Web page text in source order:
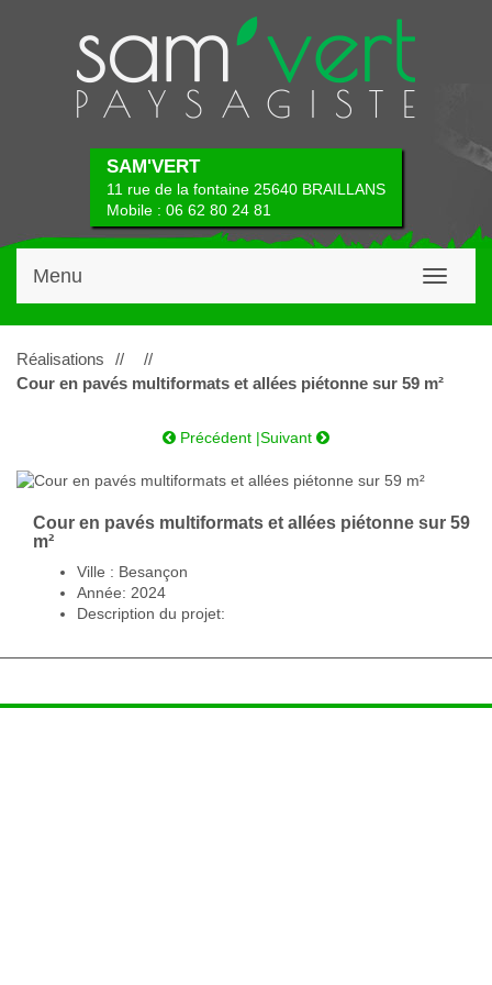
SAM'VERT
11 rue de la fontaine 25640 BRAILLANS
Mobile : 06 62 80 24 81
Toggle
Menu
Réalisations //
//
Cour en pavés multiformats et allées piétonne sur 59 m²
Précédent |Suivant
Cour en pavés multiformats et allées piétonne sur 59
m²
Ville : Besançon
Année: 2024
Description du projet: